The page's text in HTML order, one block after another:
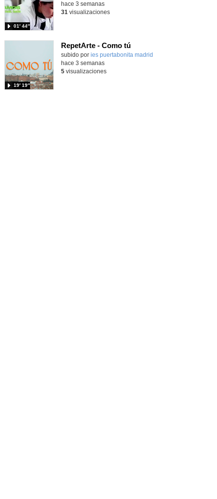
01′ 44″
hace 3 semanas
31 visualizaciones
RepetArte - Como tú
subido por ies puertabonita madrid
19′ 19″
hace 3 semanas
5visualizaciones